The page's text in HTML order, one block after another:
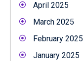
April 2025
March 2025
February 2025
January 2025